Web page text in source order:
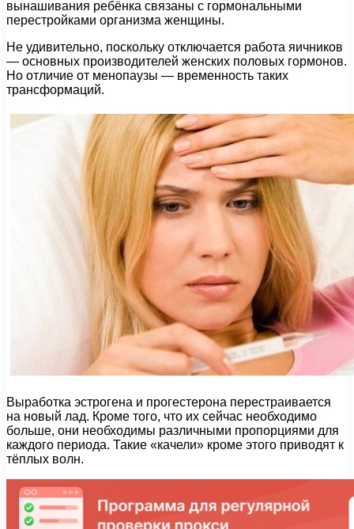
вынашивания ребёнка связаны с гормональными
перестройками организма женщины.
Не удивительно, поскольку отключается работа яичников
— основных производителей женских половых гормонов.
Но отличие от менопаузы — временность таких
трансформаций.
Выработка эстрогена и прогестерона перестраивается
на новый лад. Кроме того, что их сейчас необходимо
больше, они необходимы различными пропорциями для
каждого периода. Такие «качели» кроме этого приводят к
тёплых волн.